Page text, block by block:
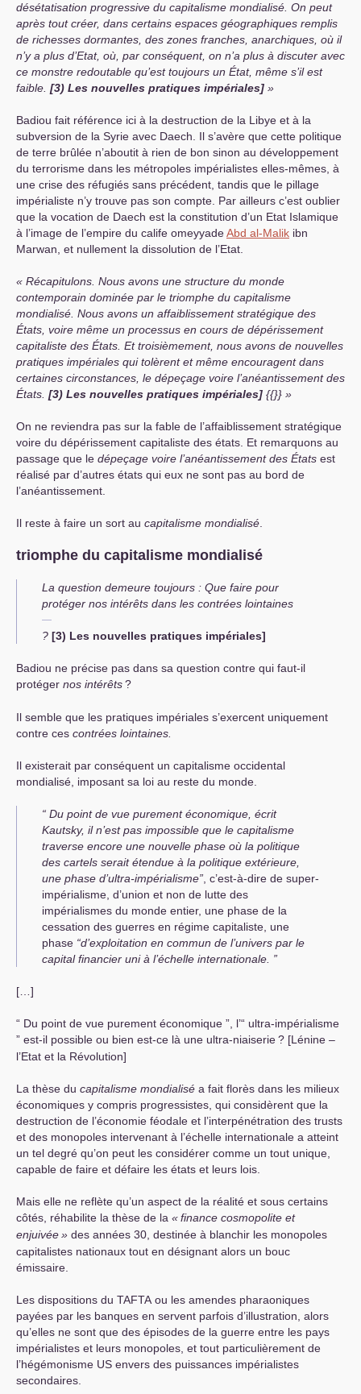
désétatisation progressive du capitalisme mondialisé. On peut
après tout créer, dans certains espaces géographiques remplis
de richesses dormantes, des zones franches, anarchiques, où il
n’y a plus d’Etat, où, par conséquent, on n’a plus à discuter avec
ce monstre redoutable qu’est toujours un État, même s’il est
faible. [3) Les nouvelles pratiques impériales]
Badiou fait référence ici à la destruction de la Libye et à la
subversion de la Syrie avec Daech. Il s’avère que cette politique
de terre brûlée n’aboutit à rien de bon sinon au développement
du terrorisme dans les métropoles impérialistes elles-mêmes, à
une crise des réfugiés sans précédent, tandis que le pillage
impérialiste n’y trouve pas son compte. Par ailleurs c’est oublier
que la vocation de Daech est la constitution d’un Etat Islamique
à l’image de l’empire du calife omeyyadeAbd al-Malik ibn
Marwan, et nullement la dissolution de l’Etat.
Récapitulons. Nous avons une structure du monde
contemporain dominée par le triomphe du capitalisme
mondialisé. Nous avons un affaiblissement stratégique des
États, voire même un processus en cours de dépérissement
capitaliste des États. Et troisièmement, nous avons de nouvelles
pratiques impériales qui tolèrent et même encouragent dans
certaines circonstances, le dépeçage voire l’anéantissement des
États. [3) Les nouvelles pratiques impériales] {{}}
On ne reviendra pas sur la fable de l’affaiblissement stratégique
voire du dépérissement capitaliste des états. Et remarquons au
passage que le dépeçage voire l’anéantissement des États est
réalisé par d’autres états qui eux ne sont pas au bord de
l’anéantissement.
Il reste à faire un sort au capitalisme mondialisé
triomphe du capitalisme mondialisé
La question demeure toujours : Que faire pour
protéger nos intérêts dans les contrées lointaines
? [3) Les nouvelles pratiques impériales]
Badiou ne précise pas dans sa question contre qui faut-il
protéger nos intérêts?
Il semble que les pratiques impériales s’exercent uniquement
contre ces contrées lointaines.
Il existerait par conséquent un capitalisme occidental
mondialisé, imposant sa loi au reste du monde.
“ Du point de vue purement économique, écrit
Kautsky, il n’est pas impossible que le capitalisme
traverse encore une nouvelle phase où la politique
des cartels serait étendue à la politique extérieure,
une phase d’ultra-impérialisme” , c’est-à-dire de super-
impérialisme, d’union et non de lutte des
impérialismes du monde entier, une phase de la
cessation des guerres en régime capitaliste, une
phase “d’exploitation en commun de l’univers par le
capital financier uni à l’échelle internationale. ”
[…]
“ Du point de vue purement économique ”, l’“ ultra-impérialisme
” est-il possible ou bien est-ce là une ultra-niaiserie? [Lénine –
l’Etat et la Révolution]
La thèse du capitalisme mondialisé a fait florès dans les milieux
économiques y compris progressistes, qui considèrent que la
destruction de l’économie féodale et l’interpénétration des trusts
et des monopoles intervenant à l’échelle internationale a atteint
un tel degré qu’on peut les considérer comme un tout unique,
capable de faire et défaire les états et leurs lois.
Mais elle ne reflète qu’un aspect de la réalité et sous certains
côtés, réhabilite la thèse de la «finance cosmopolite et
enjuivée» des années 30, destinée à blanchir les monopoles
capitalistes nationaux tout en désignant alors un bouc
émissaire.
Les dispositions du TAFTA ou les amendes pharaoniques
payées par les banques en servent parfois d’illustration, alors
qu’elles ne sont que des épisodes de la guerre entre les pays
impérialistes et leurs monopoles, et tout particulièrement de
l’hégémonisme US envers des puissances impérialistes
secondaires.